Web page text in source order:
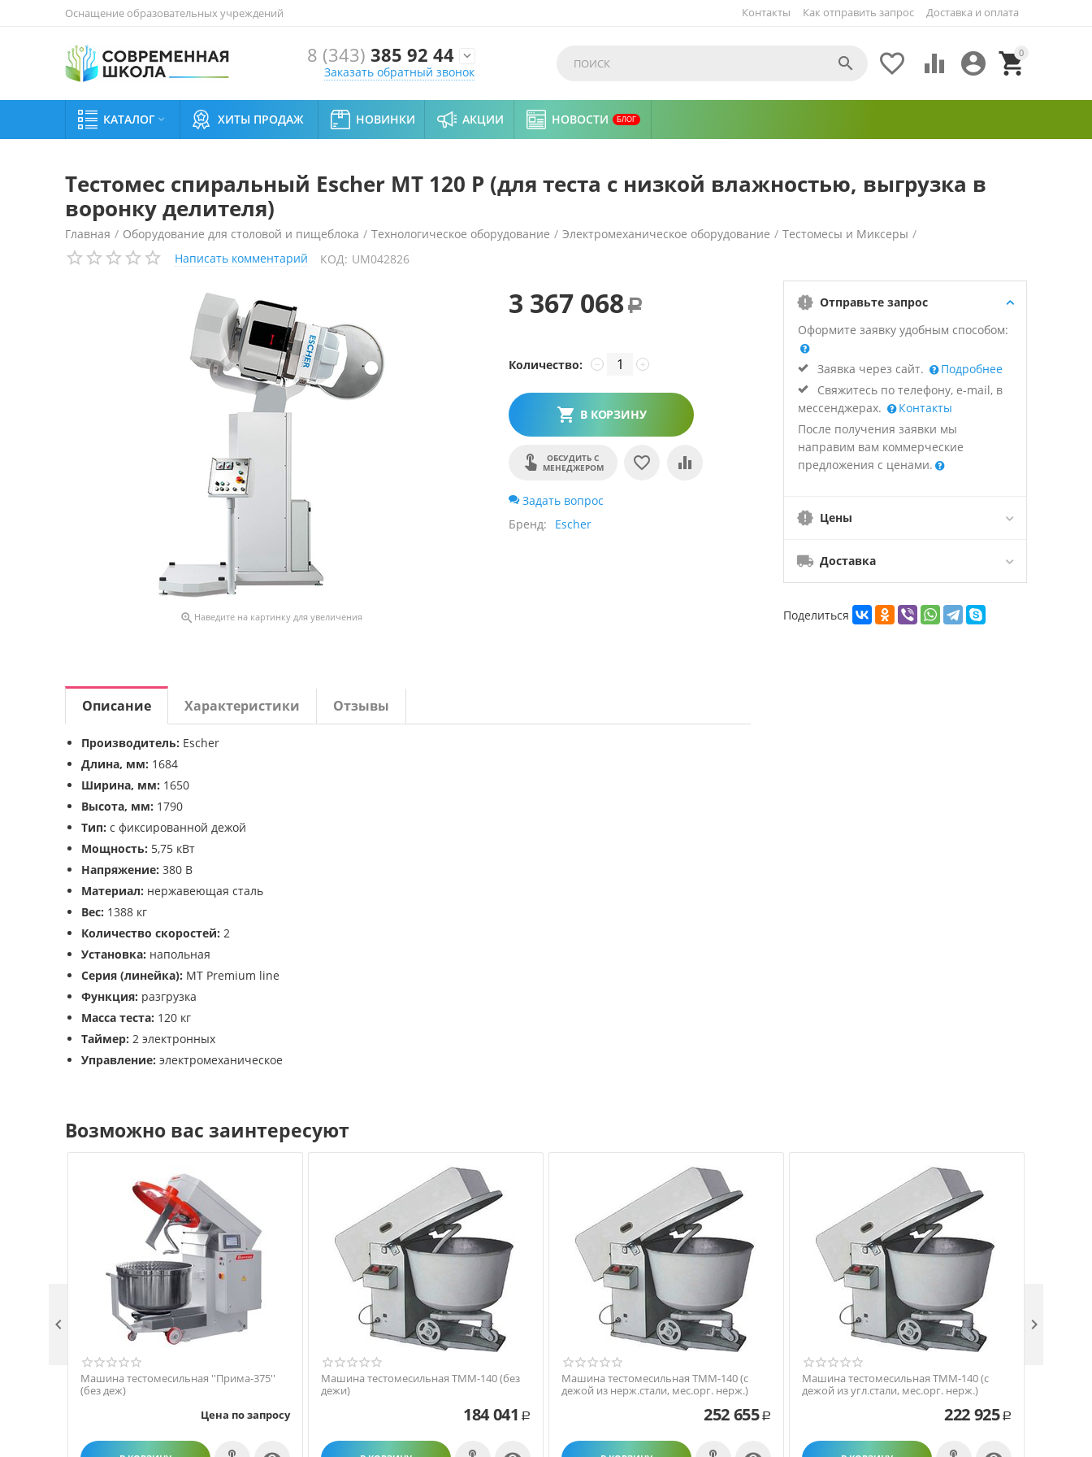
Оснащение образовательных учреждений Как отправить запрос Доставка и оплата
Контакты
8 (343) 385 92 44 
Заказать обратный звонок
0


 

КАТАЛОГ  ХИТЫ ПРОДАЖ НОВИНКИ АКЦИИ НОВОСТИ БЛОГ
Тестомес спиральный Escher MT 120 P (для теста с низкой влажностью, выгрузка в
воронку делителя)
Главная / Оборудование для столовой и пищеблока / Технологическое оборудование / Электромеханическое оборудование / Тестомесы и Миксеры /
Тестомес спиральный Escher MT 120 P (для теста с низкой влажностью, выгрузка в воронку делителя)
Написать комментарий КОД: UM042826
 Наведите на картинку для увеличения
3 367 068 Р
Количество: +
−
В КОРЗИНУ
ОБСУДИТЬ С
МЕНЕДЖЕРОМ
Задать вопрос
Бренд
Escher
Отправьте запрос
Оформите заявку удобным способом:
Заявка через сайт.
Подробнее
Свяжитесь по телефону, e-mail, в
мессенджерах.
Контакты
После получения заявки мы
направим вам коммерческие
предложения с ценами.
Цены
Доставка
Поделиться
Описание Характеристики Отзывы
Производитель: Escher
Длина, мм: 1684
Ширина, мм: 1650
Высота, мм: 1790
Тип: с фиксированной дежой
Мощность: 5,75 кВт
Напряжение: 380 В
Материал: нержавеющая сталь
Вес: 1388 кг
Количество скоростей: 2
Установка: напольная
Серия (линейка): MT Premium line
Функция: разгрузка
Масса теста: 120 кг
Таймер: 2 электронных
Управление: электромеханическое
Возможно вас заинтересуют
Машина тестомесильная ''Прима-375''
(без деж)
Цена по запросу
Машина тестомесильная ТММ-140 (без
дежи)
184 041 Р
Машина тестомесильная ТММ-140 (с
дежой из нерж.стали, мес.орг. нерж.)
252 655 Р
Машина тестомесильная ТММ-140 (с
дежой из угл.стали, мес.орг. нерж.)
222 925 Р
 